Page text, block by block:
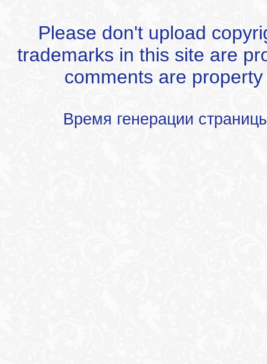
Please don't upload
trademarks in this site are
comments are
Время генерации